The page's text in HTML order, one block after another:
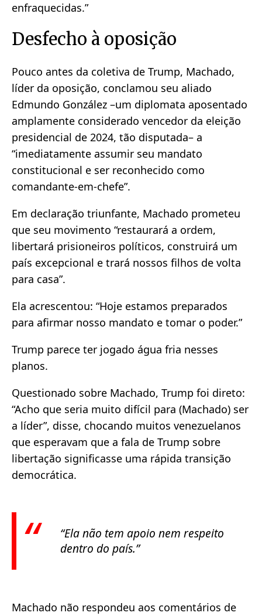
enfraquecidas.”
Desfecho à oposição
Pouco antes da coletiva de Trump, Machado,
líder da oposição, conclamou seu aliado
Edmundo González –um diplomata aposentado
amplamente considerado vencedor da eleição
presidencial de 2024, tão disputada– a
“imediatamente assumir seu mandato
constitucional e ser reconhecido como
comandante-em-chefe”.
Em declaração triunfante, Machado prometeu
que seu movimento “restaurará a ordem,
libertará prisioneiros políticos, construirá um
país excepcional e trará nossos filhos de volta
para casa”.
Ela acrescentou: “Hoje estamos preparados
para afirmar nosso mandato e tomar o poder.”
Trump parece ter jogado água fria nesses
planos.
Questionado sobre Machado, Trump foi direto:
“Acho que seria muito difícil para (Machado) ser
a líder”, disse, chocando muitos venezuelanos
que esperavam que a fala de Trump sobre
libertação significasse uma rápida transição
democrática.
“Ela não tem apoio nem respeito
dentro do país.”
Machado não respondeu aos comentários de